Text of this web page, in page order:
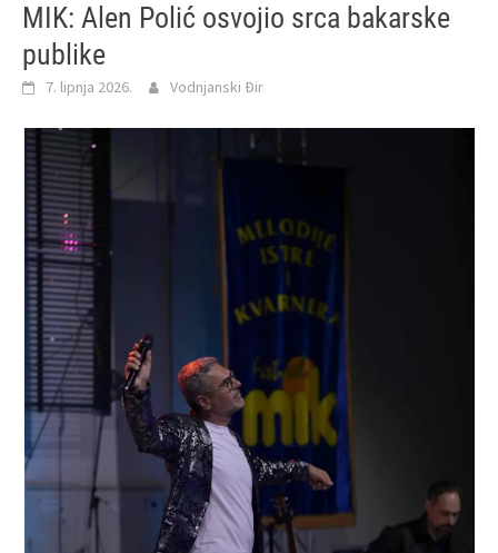
MIK: Alen Polić osvojio srca bakarske
publike
7. lipnja 2026. Vodnjanski Đir